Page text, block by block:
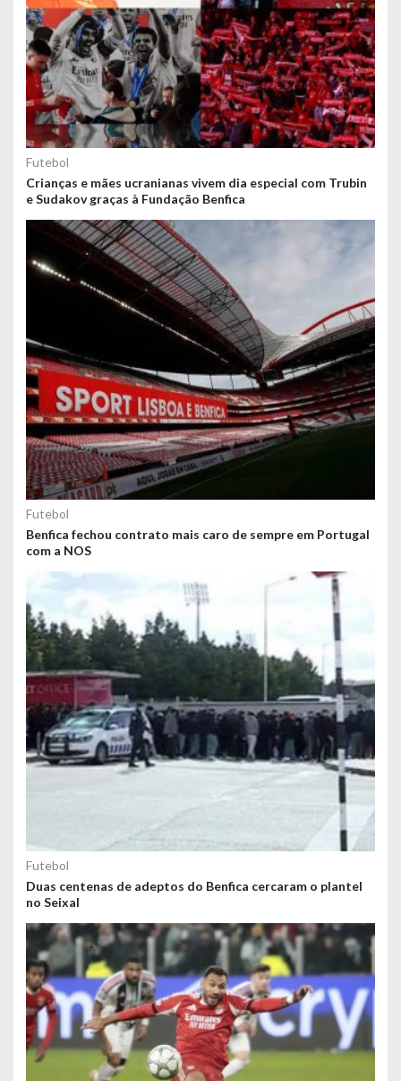
Futebol
Crianças e mães ucranianas vivem dia especial com Trubin
e Sudakov graças à Fundação Benfica
Futebol
Benfica fechou contrato mais caro de sempre em Portugal
com a NOS
Futebol
Duas centenas de adeptos do Benfica cercaram o plantel
no Seixal